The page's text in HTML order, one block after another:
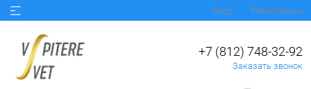
Вход Регистрация
+7 (812) 748-32-92
Заказать звонок